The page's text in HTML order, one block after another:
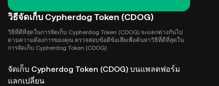
วิธีจัดเก็บ Cypherdog Token (CDOG)
วิธีที่ดีที่สุดในการจัดเก็บ Cypherdog Token (CDOG) จะแตกต่างกันไป
ตามความต้องการของคุณ ตรวจสอบข้อดีข้อเสียเพื่อค้นหาวิธีที่ดีที่สุดใน
การจัดเก็บ Cypherdog Token (CDOG)
จัดเก็บ Cypherdog Token (CDOG) บนแพลตฟอร์ม
แลกเปลี่ยน